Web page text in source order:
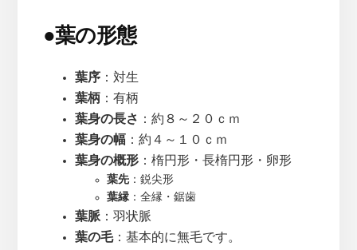
●葉の形態
葉序：対生
葉柄 ：有柄
葉身の長さ ：約８～２０ｃｍ
葉身の幅 ：約４～１０ｃｍ
葉身の概形：楕円形・長楕円形・卵形
葉先：鋭尖形
葉縁：全縁・鋸歯
葉脈：羽状脈
葉の毛：基本的に無毛です。